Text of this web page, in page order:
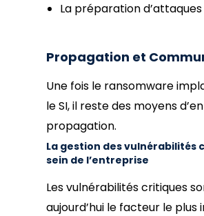
La préparation
Propagation et
Une fois le ransomware
le SI, il reste des moyens
propagation.
La gestion des vulnérabilités
sein de l’entreprise
Les vulnérabilités critiques
aujourd’hui le facteur le